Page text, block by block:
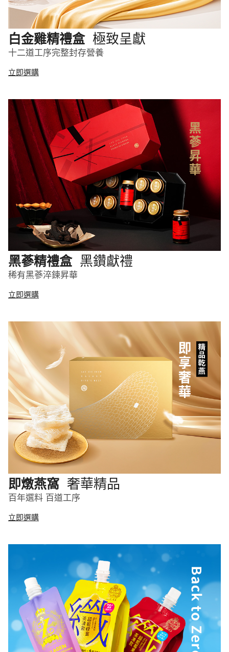
白金雞精禮盒 極致呈獻
十二道工序完整封存營養
立即選購
黑蔘精禮盒 黑鑽獻禮
稀有黑蔘淬鍊昇華
立即選購
即燉燕窩 奢華精品
百年選料 百道工序
立即選購